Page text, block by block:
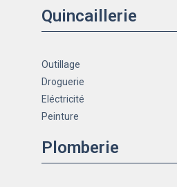
Quincaillerie
Outillage
Droguerie
Eléctricité
Peinture
Plomberie